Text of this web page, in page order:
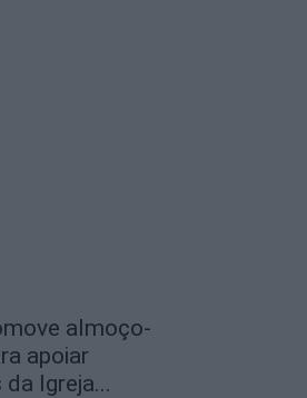
almoço-
apoiar
Igreja...